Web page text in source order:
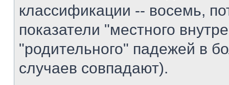
классификации -- восемь,
показатели "местного
"родительного" падежей в
случаев совпадают).